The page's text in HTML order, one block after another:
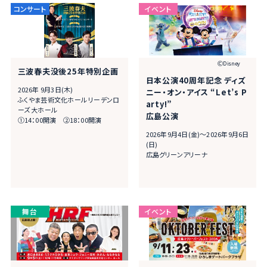
三波春夫没後25年特別企画
2026年 9⽉3⽇(⽊)
ふくやま芸術⽂化ホール リーデンロ
ーズ ⼤ホール
①14：00開演 ②18：00開演
ⒸDisney
日本公演40周年記念 ディズ
ニー・オン・アイス “Let’s P
arty!”
広島公演
2026年9月4日(金)～2026年9月6日
(日)
広島グリーンアリーナ